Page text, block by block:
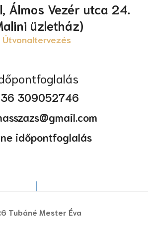
Álmos Vezér utca 24.
üzletház)
Útvonaltervezés
309052746
időpontfoglalás
Tubáné Mester Éva